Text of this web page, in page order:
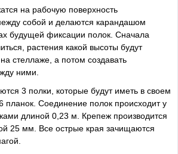
на рабочую поверхность
собой и делаются карандашом
будущей фиксации полок. Сначала
растения какой высоты будут
стеллаже, а потом создавать
ними.
3 полки, которые будут иметь в своем
планок. Соединение полок происходит у
длиной 0,23 м. Крепеж производится
25 мм. Все острые края зачищаются